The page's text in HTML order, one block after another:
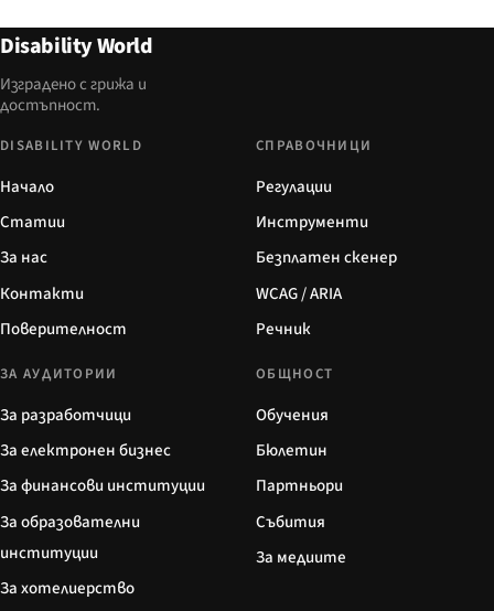
Disability World
Изградено с грижа и
достъпност.
DISABILITY WORLD
Начало
Статии
За нас
Контакти
Поверителност
СПРАВОЧНИЦИ
Регулации
Инструменти
Безплатен скенер
WCAG / ARIA
Речник
ЗА АУДИТОРИИ
За разработчици
За електронен бизнес
За финансови институции
За образователни
институции
За хотелиерство
ОБЩНОСТ
Обучения
Бюлетин
Партньори
Събития
За медиите